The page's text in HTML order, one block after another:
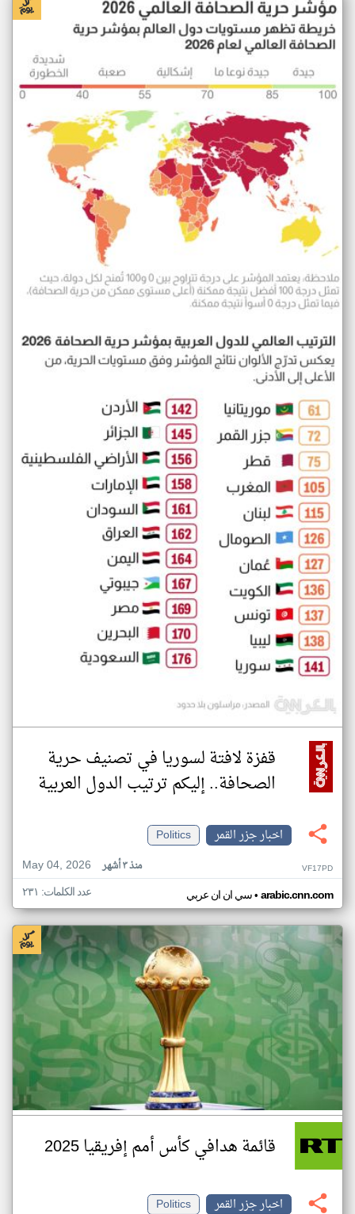
قفزة لافتة لسوريا في تصنيف حرية
الصحافة.. إليكم ترتيب الدول العربية
اخبار جزر القمر
Politics
May 04, 2026
منذ ٣ أشهر VF17PD
سي ان ان عربي• arabic.cnn.com عدد الكلمات: ٢٣١
قائمة هدافي كأس أمم إفريقيا 2025
اخبار جزر القمر
Politics